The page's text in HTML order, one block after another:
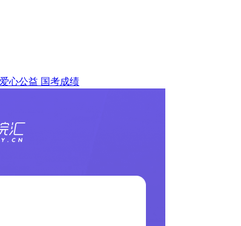
爱心公益 国考成绩